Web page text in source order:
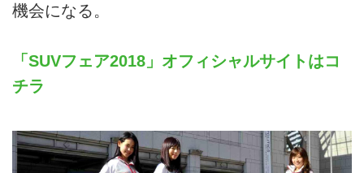
機会になる。
「SUVフェア2018」オフィシャルサイトはコ
チラ